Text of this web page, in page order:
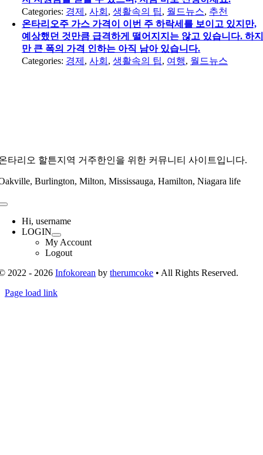
Categories: 경제 ,사회 ,생활속의 팁, 월드뉴스, 추천
온타리오주 가스 가격이 이번 주 하락세를 보이고 있지만,
예상했던 것만큼 급격하게 떨어지지는 않고 있습니다. 하
만 큰 폭의 가격 인하는 아직 남아 있습니다.
Categories: 경제 ,사회 ,생활속의 팁, 여행, 월드뉴스
타리오 할튼지역 거주한인을 위한 커뮤니티 사이트입니다.
Burlington, Milton, Mississauga, Hamilton, Niagara life
Toggle
NavigationHi, username
LOGIN
My Account
Logout
2022 - 2026Infokorean bytherumcoke • All Rights Reserved.
Toggle
Page load link